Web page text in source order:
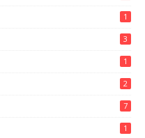
1
3
1
2
7
1